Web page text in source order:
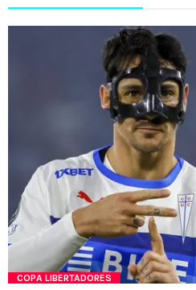
COPA LIBERTADORES